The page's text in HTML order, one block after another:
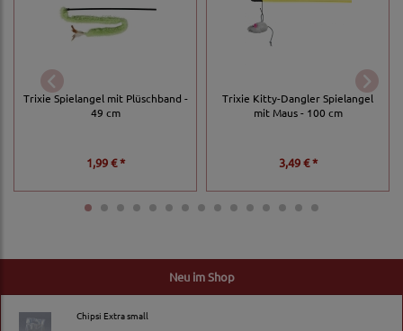
Neu im Shop
Chipsi Extra small
Trixie Spielangel mit Plüschband -
49 cm
1,99 € *
Trixie Kitty-Dangler Spielangel
mit Maus - 100 cm
3,49 € *